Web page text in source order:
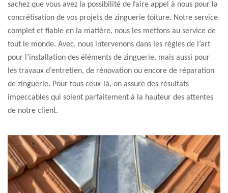
sachez que vous avez la possibilité de faire appel à nous pour la
concrétisation de vos projets de zinguerie toiture. Notre service
complet et fiable en la matière, nous les mettons au service de
tout le monde. Avec, nous intervenons dans les règles de l’art
pour l’installation des éléments de zinguerie, mais aussi pour
les travaux d’entretien, de rénovation ou encore de réparation
de zinguerie. Pour tous ceux-là, on assure des résultats
impeccables qui soient parfaitement à la hauteur des attentes
de notre client.